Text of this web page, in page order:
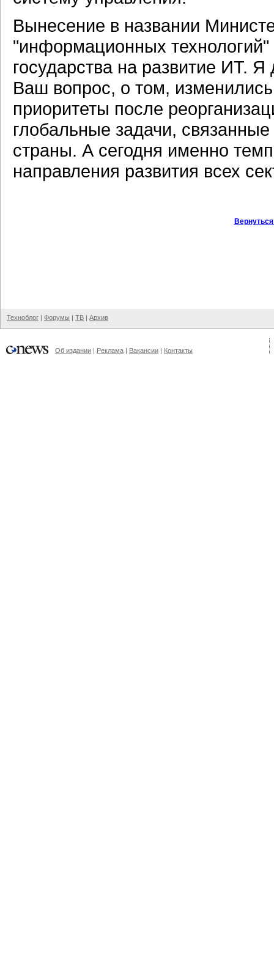
Вынесение в названии
"информационных
государства на развитие ИТ.
Ваш вопрос, о том,
приоритеты после
глобальные задачи,
страны. А сегодня именно
направления развития всех
Техноблог | Форумы | ТВ | Архив
Об издании | Реклама | Вакансии | Контакты